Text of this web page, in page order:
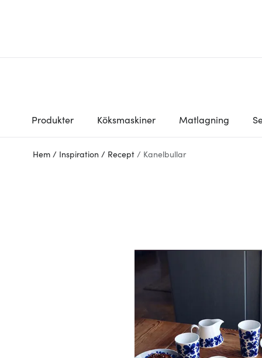
Produkter Köksmaskiner Matlagning
Hem / Inspiration / Recept / Kanelbullar